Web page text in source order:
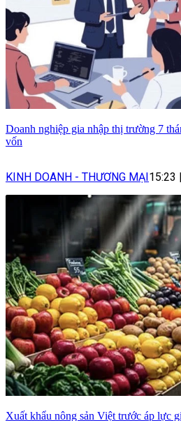
Doanh nghiệp gia nhập thị trường 7
vốn
KINH DOANH - THƯƠNG MẠI 15:23
Xuất khẩu nông sản Việt trước áp lực